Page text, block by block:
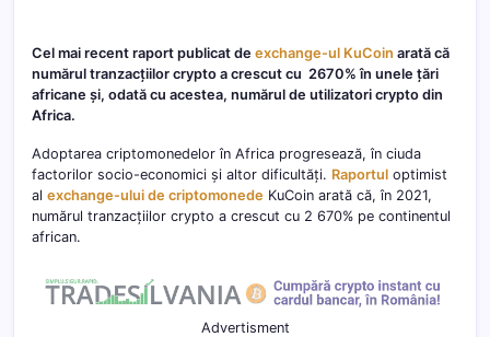
Cel mai recent raport publicat de exchange-ul KuCoin arată că
numărul tranzacțiilor crypto a crescut cu 2670% în unele țări
africane și, odată cu acestea, numărul de utilizatori crypto din
Africa.
Adoptarea criptomonedelor în Africa progresează, în ciuda
factorilor socio-economici și altor dificultăți. Raportul optimist
al exchange-ului de criptomonede KuCoin arată că, în 2021,
numărul tranzacțiilor crypto a crescut cu 2 670% pe continentul
african.
Advertisment